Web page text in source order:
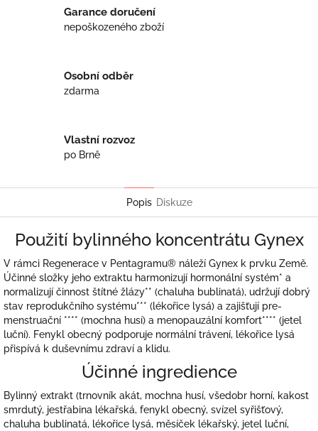
Garance doručení
nepoškozeného zboží
Osobní odběr
zdarma
Vlastní rozvoz
po Brně
Popis Diskuze
Použití bylinného koncentrátu Gynex
V rámci Regenerace v Pentagramu® náleží Gynex k prvku Země.
Účinné složky jeho extraktu harmonizují hormonální systém* a
normalizují činnost štítné žlázy** (chaluha bublinatá), udržují dobrý
stav reprodukčního systému*** (lékořice lysá) a zajišťují pre-
menstruační **** (mochna husí) a menopauzální komfort**** (jetel
luční). Fenykl obecný podporuje normální trávení, lékořice lysá
přispívá k duševnímu zdraví a klidu.
Účinné ingredience
Bylinný extrakt (trnovník akát, mochna husí, všedobr horní, kakost
smrdutý, jestřabina lékařská, fenykl obecný, svízel syřišťový,
chaluha bublinatá, lékořice lysá, měsíček lékařský, jetel luční,